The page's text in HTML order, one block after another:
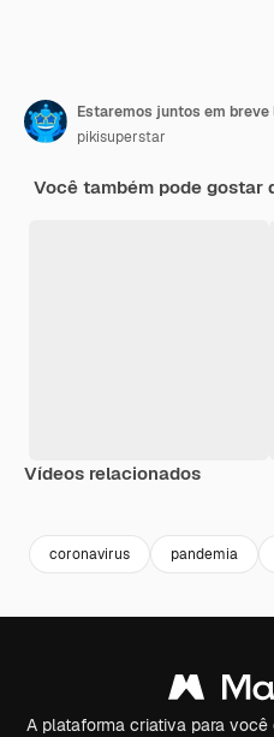
Estaremos juntos em
pikisuperstar
Você também pode gostar
Vídeos relacionados
coronavirus pandemia
A plataforma criativa para